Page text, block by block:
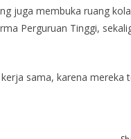
juga membuka ruang
Perguruan Tinggi,
sama, karena mereka